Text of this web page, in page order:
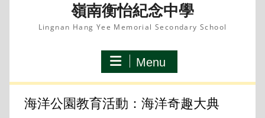
嶺南衡怡紀念中學
Lingnan Hang Yee Memorial Secondary School
Menu
海洋公園教育活動：海洋奇趣大典